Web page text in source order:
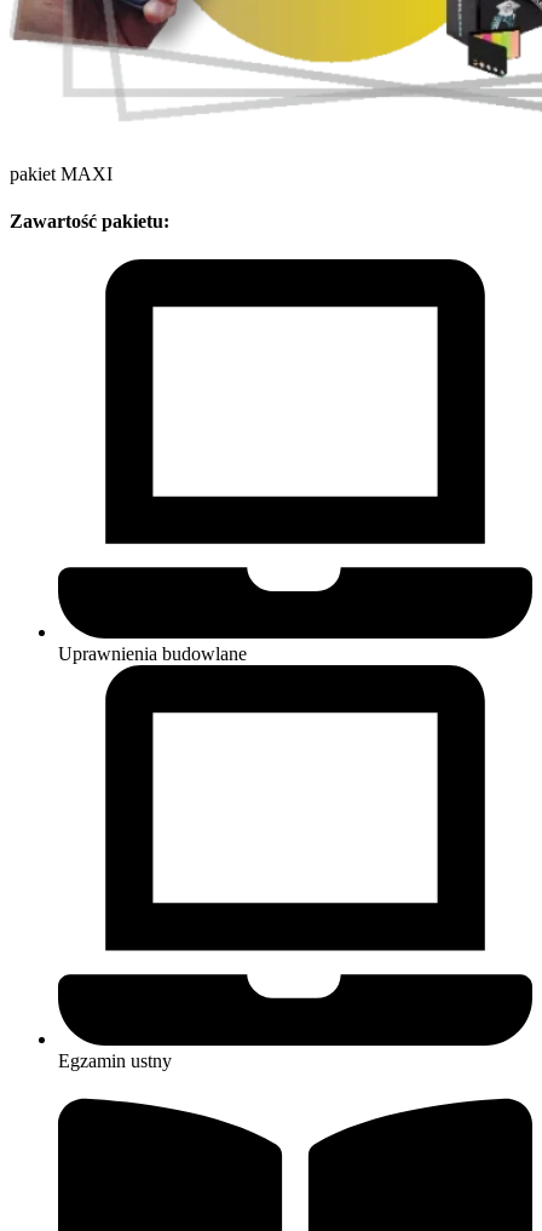
pakiet MAXI
Zawartość pakietu:
Uprawnienia budowlane
Egzamin ustny